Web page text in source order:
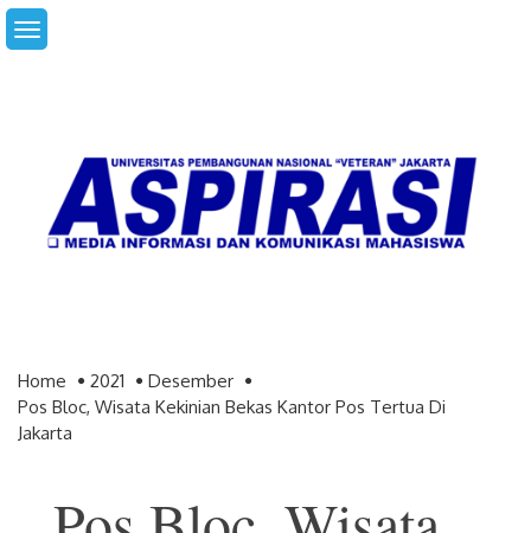
Skip
to
Home 2021
Desember
Pos Bloc, Wisata Kekinian Bekas Kantor Pos Tertua Di
Jakarta